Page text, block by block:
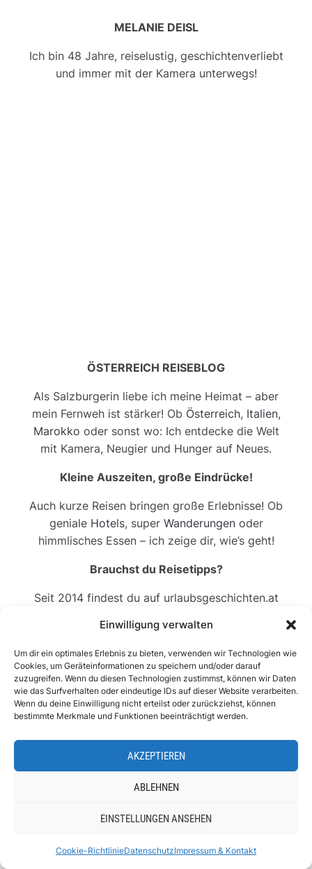
Einwilligung verwalten
Um dir ein optimales Erlebnis zu bieten, verwenden wir Technologien wie
Cookies, um Geräteinformationen zu speichern und/oder darauf
zuzugreifen. Wenn du diesen Technologien zustimmst, können wir Daten
wie das Surfverhalten oder eindeutige IDs auf dieser Website verarbeiten.
Wenn du deine Einwilligung nicht erteilst oder zurückziehst, können
bestimmte Merkmale und Funktionen beeinträchtigt werden.
AKZEPTIEREN
ABLEHNEN
EINSTELLUNGEN ANSEHEN
Cookie-RichtlinieDatenschutzImpressum & Kontakt
MELANIE DEISL
Ich bin 48 Jahre, reiselustig, geschichtenverliebt
und immer mit der Kamera unterwegs!
ÖSTERREICH REISEBLOG
Als Salzburgerin liebe ich meine Heimat – aber
mein Fernweh ist stärker! Ob Österreich, Italien,
Marokko oder sonst wo: Ich entdecke die Welt
mit Kamera, Neugier und Hunger auf Neues.
Kleine Auszeiten, große Eindrücke!
Auch kurze Reisen bringen große Erlebnisse! Ob
geniale Hotels, super Wanderungenoder
himmlisches Essen – ich zeige dir, wie’s geht!
Brauchst du Reisetipps?
Seit 2014 findest du auf urlaubsgeschichten.at
UNSER YOUTUBE KANAL